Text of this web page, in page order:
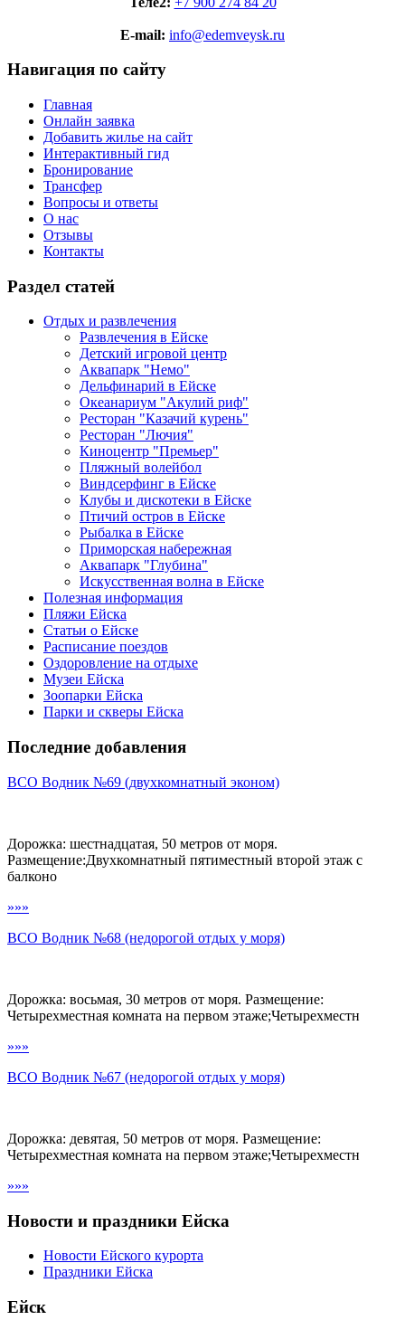
E-mail: info@edemveysk.ru
Навигация по сайту
Главная
Онлайн заявка
Добавить жилье на сайт
Интерактивный гид
Бронирование
Трансфер
Вопросы и ответы
О нас
Отзывы
Контакты
Раздел статей
Отдых и развлечения
Развлечения в Ейске
Детский игровой центр
Аквапарк "Немо"
Дельфинарий в Ейске
Океанариум "Акулий риф"
Ресторан "Казачий курень"
Ресторан "Лючия"
Киноцентр "Премьер"
Пляжный волейбол
Виндсерфинг в Ейске
Клубы и дискотеки в Ейске
Птичий остров в Ейске
Рыбалка в Ейске
Приморская набережная
Аквапарк "Глубина"
Искусственная волна в Ейске
Полезная информация
Пляжи Ейска
Статьи о Ейске
Расписание поездов
Оздоровление на отдыхе
Музеи Ейска
Зоопарки Ейска
Парки и скверы Ейска
Последние добавления
ВСО Водник №69 (двухкомнатный эконом)
Дорожка: шестнадцатая, 50 метров от моря.
Размещение:Двухкомнатный пятиместный второй этаж с
балконо
»»»
ВСО Водник №68 (недорогой отдых у моря)
Дорожка: восьмая, 30 метров от моря. Размещение:
Четырехместная комната на первом этаже;Четырехместн
»»»
ВСО Водник №67 (недорогой отдых у моря)
Дорожка: девятая, 50 метров от моря. Размещение:
Четырехместная комната на первом этаже;Четырехместн
»»»
Новости и праздники Ейска
Новости Ейского курорта
Праздники Ейска
Ейск